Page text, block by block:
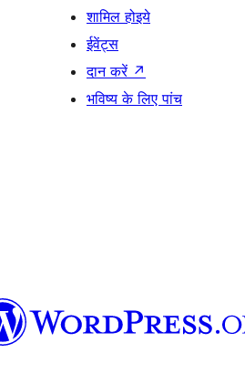
शामिल होइये
ईवेंट्स
दान करें ↗
भविष्य के लिए पांच